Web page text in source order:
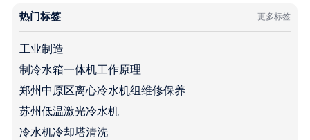
热门标签 更多标签
工业制造
制冷水箱一体机工作原理
郑州中原区离心冷水机组维修保养
苏州低温激光冷水机
冷水机冷却塔清洗